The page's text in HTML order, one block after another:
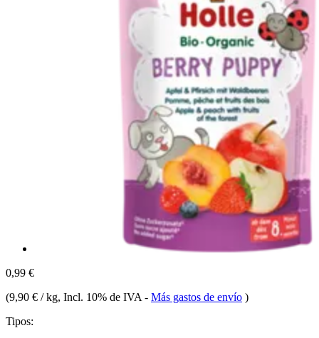
0,99 €
(9,90 € / kg, Incl. 10% de IVA - Más gastos de envío )
Tipos: